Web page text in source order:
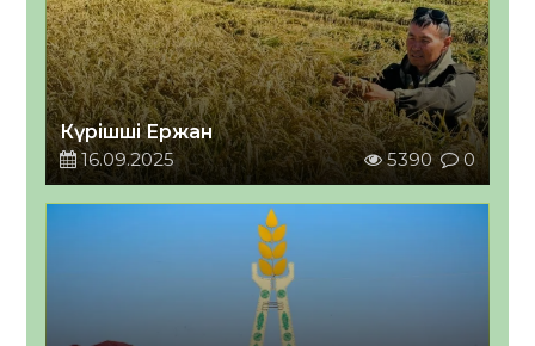
Күрішші Ержан
16.09.2025
5390 0